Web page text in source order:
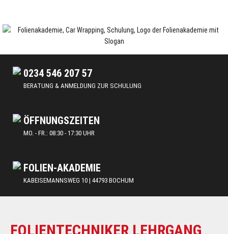
content
FOLIENAKADEMIE
0234 546 207 57
BERATUNG & ANMELDUNG ZUR SCHULUNG
ÖFFNUNGSZEITEN
MO. - FR.: 08:30 - 17:30 UHR
FOLIEN-AKADEMIE
KABEISEMANNSWEG 10 | 44793 BOCHUM
FOLIENTECHNIKER LEHRGANG